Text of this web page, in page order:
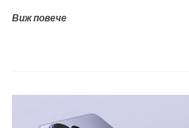
Виж повече